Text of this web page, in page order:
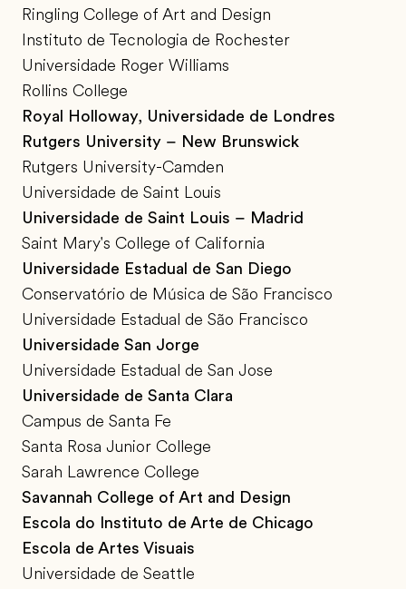
Ringling College of Art and Design
Instituto de Tecnologia de Rochester
Universidade Roger Williams
Rollins College
Royal Holloway, Universidade de Londres
Rutgers University – New Brunswick
Rutgers University-Camden
Universidade de Saint Louis
Universidade de Saint Louis – Madrid
Saint Mary's College of California
Universidade Estadual de San Diego
Conservatório de Música de São Francisco
Universidade Estadual de São Francisco
Universidade San Jorge
Universidade Estadual de San Jose
Universidade de Santa Clara
Campus de Santa Fe
Santa Rosa Junior College
Sarah Lawrence College
Savannah College of Art and Design
Escola do Instituto de Arte de Chicago
Escola de Artes Visuais
Universidade de Seattle